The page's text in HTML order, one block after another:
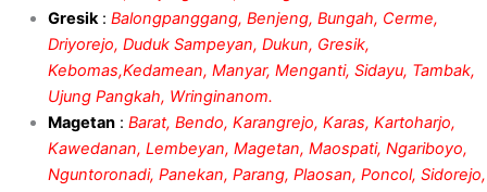
Gresik: Balongpanggang, Benjeng, Bungah, Cerme,
Driyorejo, Duduk Sampeyan, Dukun, Gresik,
Kebomas,Kedamean, Manyar, Menganti, Sidayu, Tambak,
Ujung Pangkah, Wringinanom.
Magetan: Barat, Bendo, Karangrejo, Karas, Kartoharjo,
Kawedanan, Lembeyan, Magetan, Maospati, Ngariboyo,
Nguntoronadi, Panekan, Parang, Plaosan, Poncol, Sidorejo,